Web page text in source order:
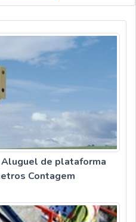
de plataforma
Contagem